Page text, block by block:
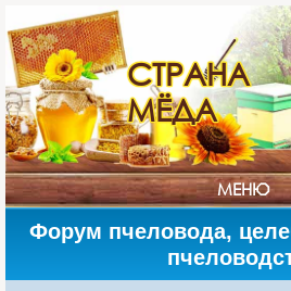
СТРАНА
МЁДА
МЕНЮ
Форум пчеловода,